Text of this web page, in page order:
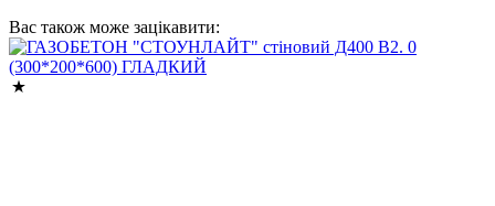
Вас також може зацікавити: